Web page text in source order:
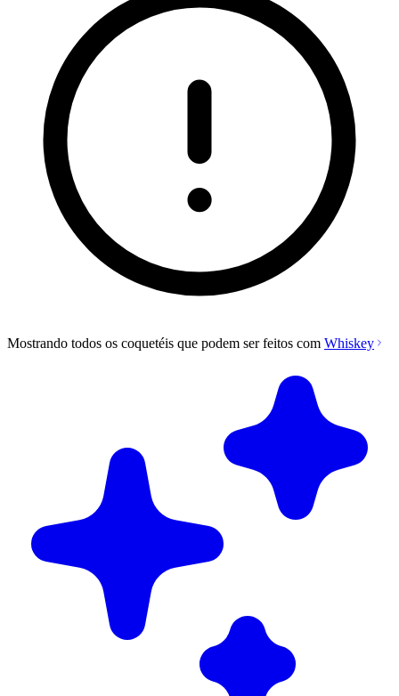
Mostrando todos os coquetéis que podem ser feitos com Whiskey